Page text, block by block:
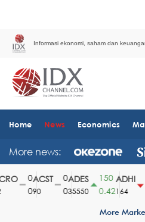
Informasi ekonomi, saham dan
Home News Economics
More news:
ACST
90
ADES
35550
150
0.42
ADHI
164
More